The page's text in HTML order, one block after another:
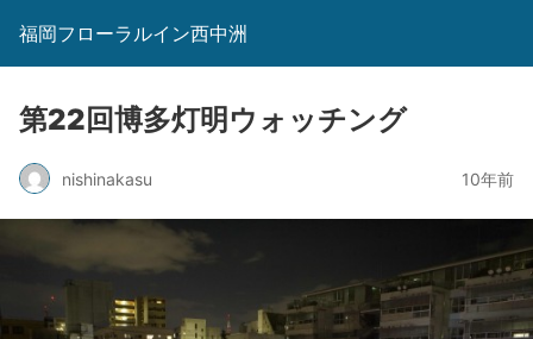
福岡フローラルイン西中洲
第22回博多灯明ウォッチング
nishinakasu 10年前